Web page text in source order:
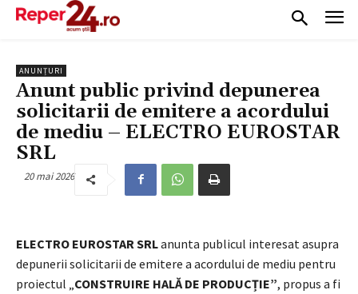
ANUNȚURI
Anunt public privind depunerea
solicitarii de emitere a acordului
de mediu – ELECTRO EUROSTAR
SRL
20 mai 2026
ELECTRO EUROSTAR SRLanunta publicul interesat asupra
depunerii solicitarii de emitere a acordului de mediu pentru
proiectul „ CONSTRUIRE HALĂ DE PRODUCȚIE”, propus a fi